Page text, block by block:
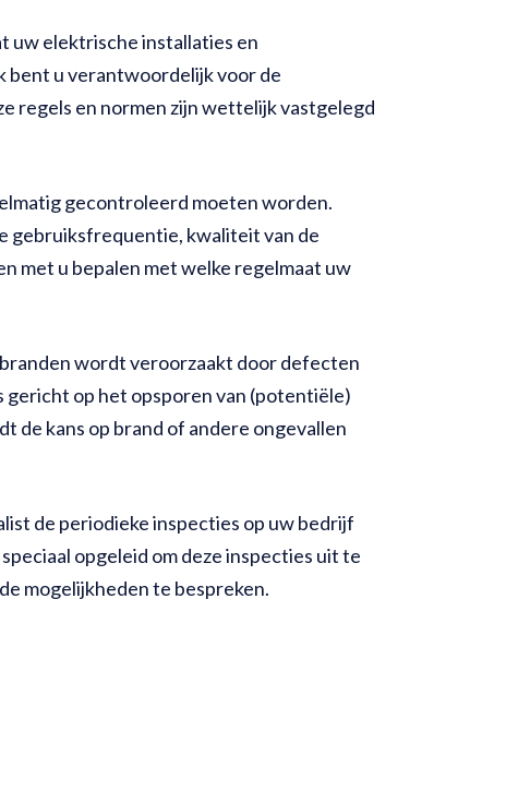
uw elektrische installaties en
bent u verantwoordelijk voor de
regels en normen zijn wettelijk vastgelegd
gecontroleerd moeten worden.
gebruiksfrequentie, kwaliteit van de
met u bepalen met welke regelmaat uw
wordt veroorzaakt door defecten
op het opsporen van (potentiële)
de kans op brand of andere ongevallen
de periodieke inspecties op uw bedrijf
opgeleid om deze inspecties uit te
mogelijkheden te bespreken.